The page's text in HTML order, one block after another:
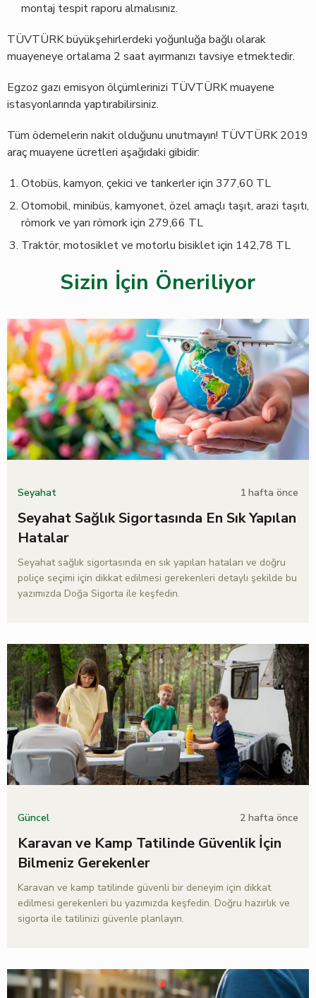
montaj tespit raporu almalısınız.
TÜVTÜRK büyükşehirlerdeki yoğunluğa bağlı olarak
muayeneye ortalama 2 saat ayırmanızı tavsiye etmektedir.
Egzoz gazı emisyon ölçümlerinizi TÜVTÜRK muayene
istasyonlarında yaptırabilirsiniz.
Tüm ödemelerin nakit olduğunu unutmayın! TÜVTÜRK 2019
araç muayene ücretleri aşağıdaki gibidir:
Otobüs, kamyon, çekici ve tankerler için 377,60 TL
Otomobil, minibüs, kamyonet, özel amaçlı taşıt, arazi taşıtı,
römork ve yarı römork için 279,66 TL
Traktör, motosiklet ve motorlu bisiklet için 142,78 TL
Sizin İçin Öneriliyor
Seyahat 1 hafta önce
Seyahat Sağlık Sigortasında En Sık Yapılan
Hatalar
Seyahat sağlık sigortasında en sık yapılan hataları ve doğru
poliçe seçimi için dikkat edilmesi gerekenleri detaylı şekilde bu
yazımızda Doğa Sigorta ile keşfedin.
Güncel 2 hafta önce
Karavan ve Kamp Tatilinde Güvenlik İçin
Bilmeniz Gerekenler
Karavan ve kamp tatilinde güvenli bir deneyim için dikkat
edilmesi gerekenleri bu yazımızda keşfedin. Doğru hazırlık ve
sigorta ile tatilinizi güvenle planlayın.